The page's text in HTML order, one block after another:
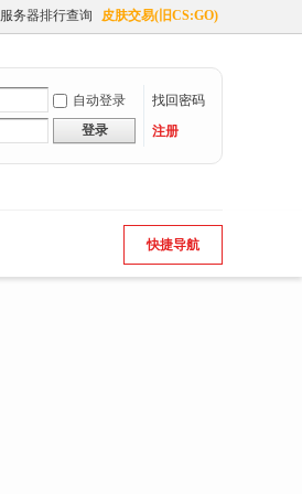
服务器排行查询 皮肤交易(旧CS:GO)
自动登录
找回密码
登录 注册
快捷导航